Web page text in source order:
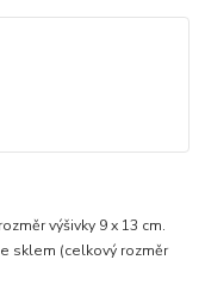
výšivky 9 x 13 cm.
sklem (celkový rozměr